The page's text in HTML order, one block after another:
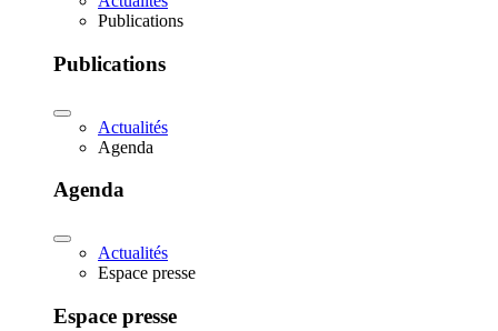
Publications
Publications
Actualités
Agenda
Agenda
Actualités
Espace presse
Espace presse